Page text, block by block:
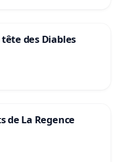
des Diables
de La Regence